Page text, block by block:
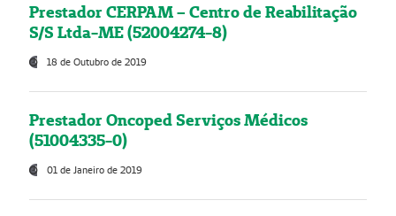
Prestador CERPAM – Centro de Reabilitação
S/S Ltda-ME (52004274-8)
18 de Outubro de 2019
Prestador Oncoped Serviços Médicos
(51004335-0)
01 de Janeiro de 2019